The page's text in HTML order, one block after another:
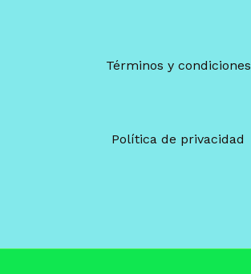
Términos y condiciones
Política de privacidad